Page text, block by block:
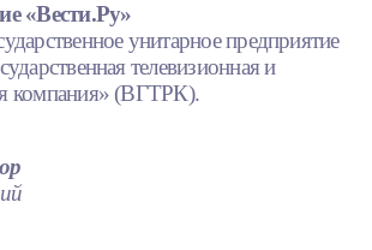
«Вести.Ру»
унитарное предприятие
телевизионная и
компания» (ВГТРК).